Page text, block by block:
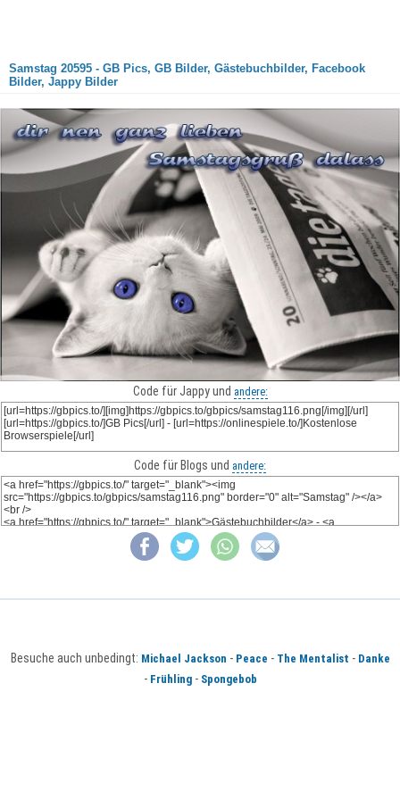
Samstag 20595 - GB Pics, GB Bilder, Gästebuchbilder, Facebook
Bilder, Jappy Bilder
Code für Jappy und andere:
Code für Blogs und andere:
Besuche auch unbedingt: Michael Jackson - Peace - The Mentalist - Danke
- Frühling- Spongebob